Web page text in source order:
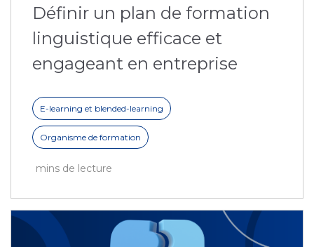
Définir un plan de formation
linguistique efficace et
engageant en entreprise
E-learning et blended-learning
Organisme de formation
mins de lecture